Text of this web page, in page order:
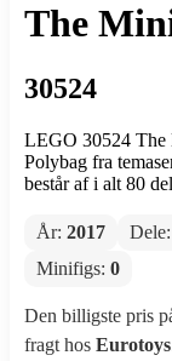
The
30524
LEGO 30524
Polybag fra
består af i alt 80
År: 2017 Dele:
Minifigs: 0
Den billigste pris
fragt hos Eurotoys